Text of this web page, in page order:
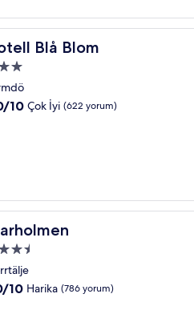
Blå Blom
Blå Blom
10 Çok İyi (622 yorum)
10 Harika (786 yorum)